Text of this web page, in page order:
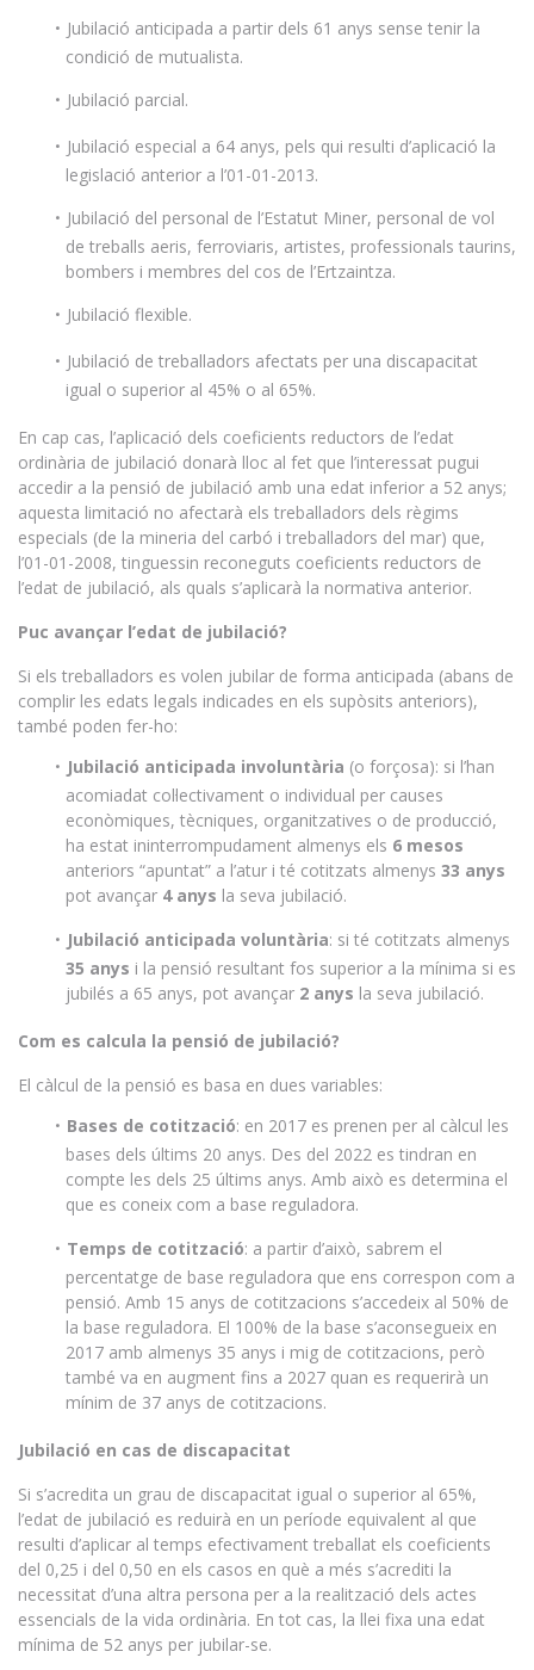
Jubilació anticipada a partir dels 61 anys sense tenir la
condició de mutualista.
Jubilació parcial.
Jubilació especial a 64 anys, pels qui resulti d’aplicació la
legislació anterior a l’01-01-2013.
Jubilació del personal de l’Estatut Miner, personal de vol
de treballs aeris, ferroviaris, artistes, professionals taurins,
bombers i membres del cos de l’Ertzaintza.
Jubilació flexible.
Jubilació de treballadors afectats per una discapacitat
igual o superior al 45% o al 65%.
En cap cas, l’aplicació dels coeficients reductors de l’edat
ordinària de jubilació donarà lloc al fet que l’interessat pugui
accedir a la pensió de jubilació amb una edat inferior a 52 anys;
aquesta limitació no afectarà els treballadors dels règims
especials (de la mineria del carbó i treballadors del mar) que,
l’01-01-2008, tinguessin reconeguts coeficients reductors de
l’edat de jubilació, als quals s’aplicarà la normativa anterior.
Puc avançar l’edat de jubilació?
Si els treballadors es volen jubilar de forma anticipada (abans de
complir les edats legals indicades en els supòsits anteriors),
també poden fer-ho:
Jubilació anticipada involuntària (o forçosa): si l’han
acomiadat col·lectivament o individual per causes
econòmiques, tècniques, organitzatives o de producció,
ha estat ininterrompudament almenys els 6 mesos
anteriors “apuntat” a l’atur i té cotitzats almenys 33 anys
pot avançar 4 anys la seva jubilació.
Jubilació anticipada voluntària: si té cotitzats almenys
35 anys i la pensió resultant fos superior a la mínima si es
jubilés a 65 anys, pot avançar 2 anys la seva jubilació.
Com es calcula la pensió de jubilació?
El càlcul de la pensió es basa en dues variables:
Bases de cotització: en 2017 es prenen per al càlcul les
bases dels últims 20 anys. Des del 2022 es tindran en
compte les dels 25 últims anys. Amb això es determina el
que es coneix com a base reguladora.
Temps de cotització: a partir d’això, sabrem el
percentatge de base reguladora que ens correspon com a
pensió. Amb 15 anys de cotitzacions s’accedeix al 50% de
la base reguladora. El 100% de la base s’aconsegueix en
2017 amb almenys 35 anys i mig de cotitzacions, però
també va en augment fins a 2027 quan es requerirà un
mínim de 37 anys de cotitzacions.
Jubilació en cas de discapacitat
Si s’acredita un grau de discapacitat igual o superior al 65%,
l’edat de jubilació es reduirà en un període equivalent al que
resulti d’aplicar al temps efectivament treballat els coeficients
del 0,25 i del 0,50 en els casos en què a més s’acrediti la
necessitat d’una altra persona per a la realització dels actes
essencials de la vida ordinària. En tot cas, la llei fixa una edat
mínima de 52 anys per jubilar-se.